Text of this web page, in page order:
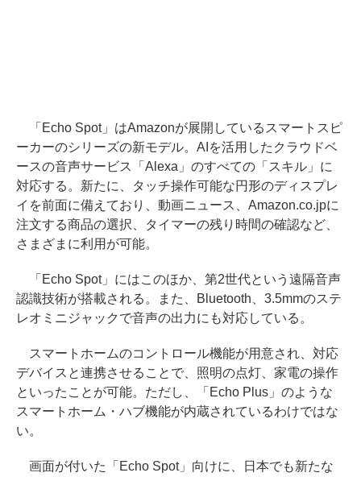
「Echo Spot」はAmazonが展開しているスマートスピ
ーカーのシリーズの新モデル。AIを活用したクラウドベ
ースの音声サービス「Alexa」のすべての「スキル」に
対応する。新たに、タッチ操作可能な円形のディスプレ
イを前面に備えており、動画ニュース、Amazon.co.jpに
注文する商品の選択、タイマーの残り時間の確認など、
さまざまに利用が可能。
「Echo Spot」にはこのほか、第2世代という遠隔音声
認識技術が搭載される。また、Bluetooth、3.5mmのステ
レオミニジャックで音声の出力にも対応している。
スマートホームのコントロール機能が用意され、対応
デバイスと連携させることで、照明の点灯、家電の操作
といったことが可能。ただし、「Echo Plus」のような
スマートホーム・ハブ機能が内蔵されているわけではな
い。
画面が付いた「Echo Spot」向けに、日本でも新たな